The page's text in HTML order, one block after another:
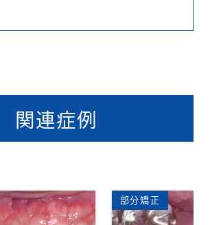
関連症例
矯正歯科
部分矯正 矯正
部分